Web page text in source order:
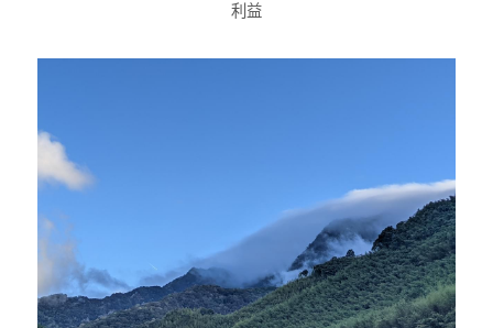
利益